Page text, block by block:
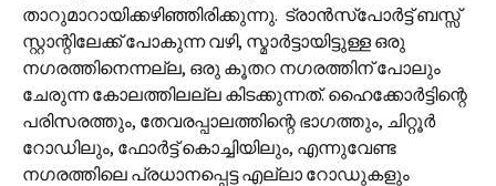
താറുമാറായിക്കഴിഞ്ഞിരിക്കുന്നു. ട്രാൻസ്‌പോർട്ട് ബസ്സ്
സ്റ്റാന്റിലേക്ക് പോകുന്ന വഴി, സ്മാർട്ടായിട്ടുള്ള ഒരു
നഗരത്തിനെന്നല്ല, ഒരു കൂതറ നഗരത്തിന് പോലും
ചേരുന്ന കോലത്തിലല്ല കിടക്കുന്നത്. ഹൈക്കോർട്ടിന്റെ
പരിസരത്തും, തേവരപ്പാലത്തിന്റെ ഭാഗത്തും, ചിറ്റൂർ
റോഡിലും, ഫോർട്ട് കൊച്ചിയിലും, എന്നുവേണ്ട
നഗരത്തിലെ പ്രധാനപ്പെട്ട എല്ലാ റോഡുകളും